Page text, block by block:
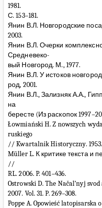
1981.
С. 153–181.
Янин В.Л. Новгородские
2003.
Янин В.Л. Очерки
Средневеко-
вый Новгород. М., 1977.
Янин В.Л. У истоков
род, 2001.
Янин В.Л., Зализняк А.А.,
на
бересте (Из раскопок
Łowmiański H. Z nowszych
ruskiego
// Kwartalnik Historyczny. 1953.
Müller L. К критике текста и
//
RL. 2006. P. 401–436.
Ostrowski D. The Načal’nyj
2007. Vol. 31. P. 269–308.
Poppe A. Opowieść latopisarska